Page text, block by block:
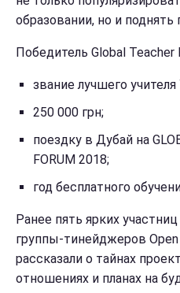
образовании, но и
Победитель Global Teacher
звание лучшего
250 000 грн;
поездку в Дубай на
FORUM 2018;
год бесплатного
Ранее пять ярких
группы-тинейджеров
рассказали о тайнах
отношениях и планах на